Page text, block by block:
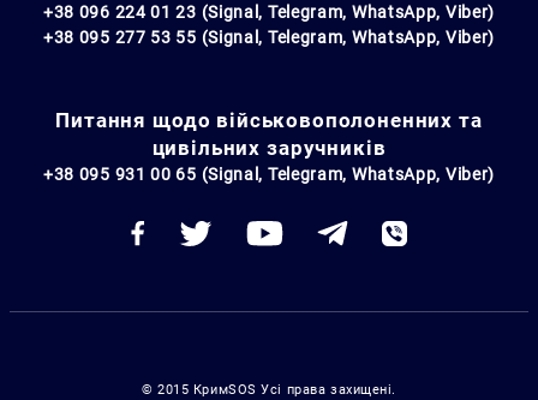
+38 096 224 01 23 (Signal, Telegram, WhatsApp, Viber)
+38 095 277 53 55 (Signal, Telegram, WhatsApp, Viber)
Питання щодо військовополоненних та
цивільних заручників
+38 095 931 00 65 (Signal, Telegram, WhatsApp, Viber)
© 2015 КримSOS Усі права захищені.